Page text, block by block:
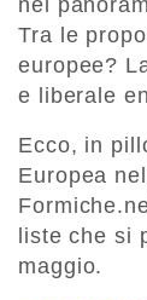
nel
Tra le
europee?
e liberale
Ecco, in
Europea
liste che si
maggio.